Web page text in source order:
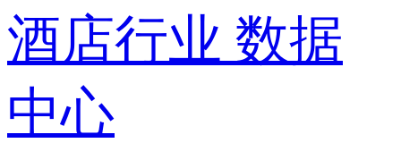
酒店行业 数据
中心